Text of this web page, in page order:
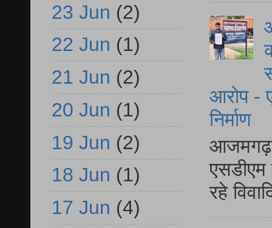
आरोप -
निर्माण
आजमगढ़
एसडीएम
रहे
23 Jun (2)
22 Jun (1)
21 Jun (2)
20 Jun (1)
19 Jun (2)
18 Jun (1)
17 Jun (4)